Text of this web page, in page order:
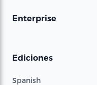
Enterprise
Ediciones
Spanish